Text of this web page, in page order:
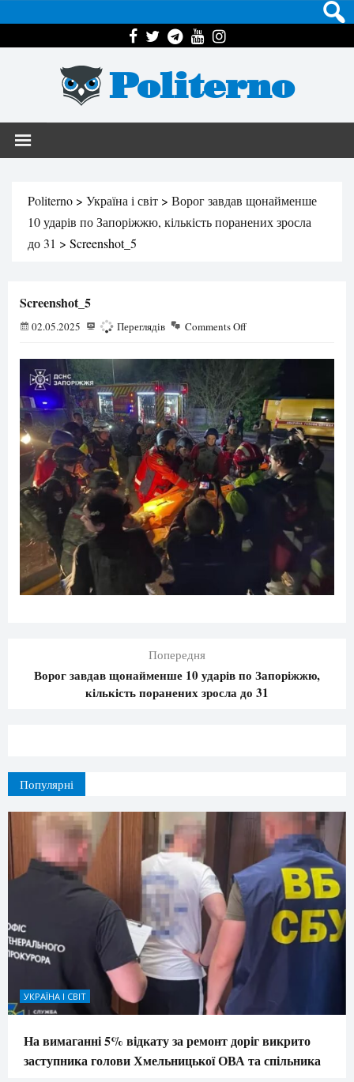
Politerno
Politerno > Україна і світ > Ворог завдав щонайменше
10 ударів по Запоріжжю, кількість поранених зросла
до 31 > Screenshot_5
Screenshot_5
02.05.2025 209 Переглядів Comments Off
Попередня
Ворог завдав щонайменше 10 ударів по Запоріжжю,
кількість поранених зросла до 31
Популярні
УКРАЇНА І СВІТ
На вимаганні 5% відкату за ремонт доріг викрито
заступника голови Хмельницької ОВА та спільника